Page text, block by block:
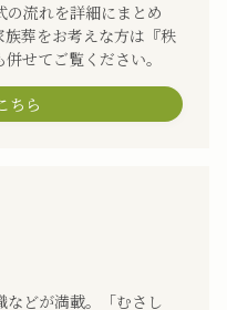
流れを詳細にまとめ
葬をお考えな方は『秩
せてご覧ください。
ちら
などが満載。「むさし